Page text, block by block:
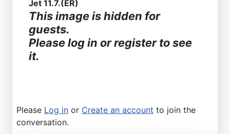
Jet 11.7.(ER)
This image is hidden for
guests.
Please log in or register to see
it.
Please Log in or Create an account to join the
conversation.